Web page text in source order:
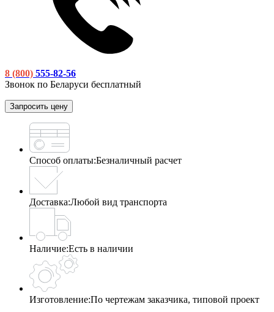
8 (800) 555-82-56
Звонок по Беларуси бесплатный
Запросить цену
Способ оплаты:Безналичный расчет
Доставка:Любой вид транспорта
Наличие:Есть в наличии
Изготовление:По чертежам заказчика, типовой проект